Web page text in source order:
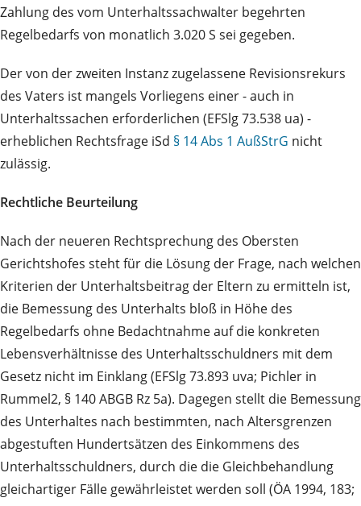
Zahlung des vom Unterhaltssachwalter begehrten
Regelbedarfs von monatlich 3.020 S sei gegeben.
Der von der zweiten Instanz zugelassene Revisionsrekurs
des Vaters ist mangels Vorliegens einer - auch in
Unterhaltssachen erforderlichen (EFSlg 73.538 ua) -
erheblichen Rechtsfrage iSd § 14 Abs 1 AußStrG nicht
zulässig.
Rechtliche Beurteilung
Nach der neueren Rechtsprechung des Obersten
Gerichtshofes steht für die Lösung der Frage, nach welchen
Kriterien der Unterhaltsbeitrag der Eltern zu ermitteln ist,
die Bemessung des Unterhalts bloß in Höhe des
Regelbedarfs ohne Bedachtnahme auf die konkreten
Lebensverhältnisse des Unterhaltsschuldners mit dem
Gesetz nicht im Einklang (EFSlg 73.893 uva; Pichler in
Rummel2, § 140 ABGB Rz 5a). Dagegen stellt die Bemessung
des Unterhaltes nach bestimmten, nach Altersgrenzen
abgestuften Hundertsätzen des Einkommens des
Unterhaltsschuldners, durch die die Gleichbehandlung
gleichartiger Fälle gewährleistet werden soll (ÖA 1994, 183;